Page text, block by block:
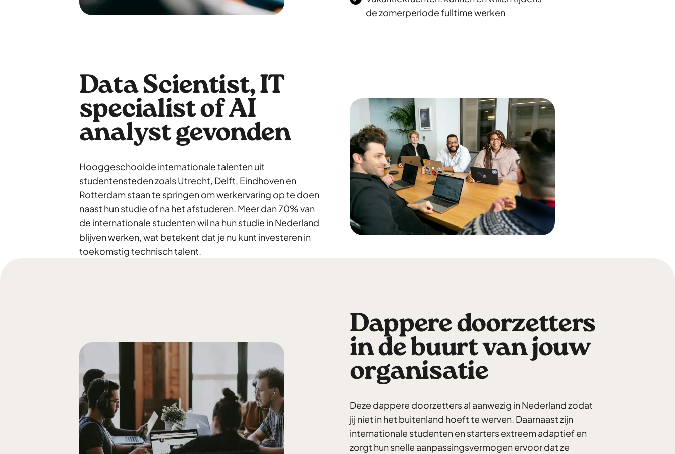
de zomerperiode fulltime werken
Data Scientist, IT
specialist of AI
analyst gevonden
Hooggeschoolde internationale talenten uit
studentensteden zoals Utrecht, Delft, Eindhoven en
Rotterdam staan te springen om werkervaring op te doen
naast hun studie of na het afstuderen. Meer dan 70% van
de internationale studenten wil na hun studie in Nederland
blijven werken, wat betekent dat je nu kunt investeren in
toekomstig technisch talent.
Dappere doorzetters
in de buurt van jouw
organisatie
Deze dappere doorzetters al aanwezig in Nederland zodat
jij niet in het buitenland hoeft te werven. Daarnaast zijn
internationale studenten en starters extreem adaptief en
zorgt hun snelle aanpassingsvermogen ervoor dat ze